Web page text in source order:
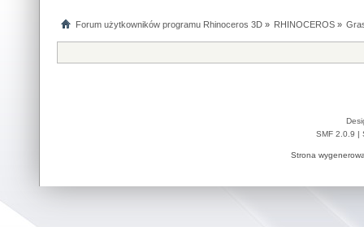
Forum użytkowników programu Rhinoceros 3D» RHINOCEROS»
SMF 2.0.9
Strona